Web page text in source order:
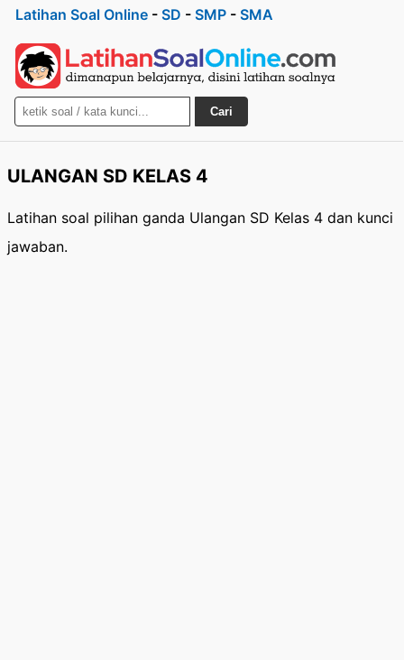
Latihan Soal Online - SD - SMP - SMA
Cari
ULANGAN SD KELAS 4
Latihan soal pilihan ganda Ulangan SD Kelas 4 dan kunci
jawaban.